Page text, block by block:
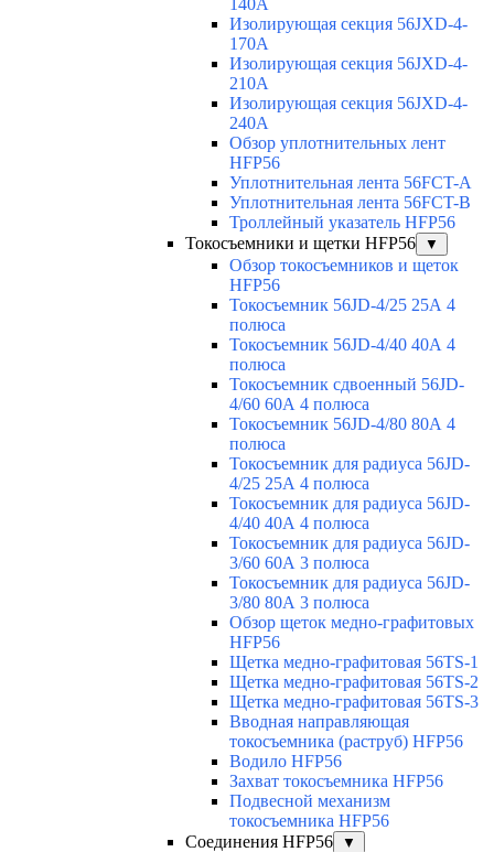
Изолирующая секция 56JXD-4-
170A
Изолирующая секция 56JXD-4-
210A
Изолирующая секция 56JXD-4-
240A
Обзор уплотнительных лент
HFP56
Уплотнительная лента 56FCT-A
Уплотнительная лента 56FCT-B
Троллейный указатель HFP56
Токосъемники и щетки HFP56
▼
Обзор токосъемников и щеток
HFP56
Токосъемник 56JD-4/25 25А 4
полюса
Токосъемник 56JD-4/40 40А 4
полюса
Токосъемник сдвоенный 56JD-
4/60 60А 4 полюса
Токосъемник 56JD-4/80 80А 4
полюса
Токосъемник для радиуса 56JD-
4/25 25А 4 полюса
Токосъемник для радиуса 56JD-
4/40 40А 4 полюса
Токосъемник для радиуса 56JD-
3/60 60А 3 полюса
Токосъемник для радиуса 56JD-
3/80 80А 3 полюса
Обзор щеток медно-графитовых
HFP56
Щетка медно-графитовая 56TS-1
Щетка медно-графитовая 56TS-2
Щетка медно-графитовая 56TS-3
Вводная направляющая
токосъемника (раструб) HFP56
Водило HFP56
Захват токосъемника HFP56
Подвесной механизм
токосъемника HFP56
Соединения HFP56
▼